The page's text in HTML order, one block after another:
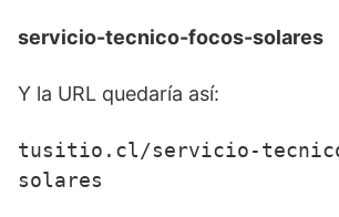
servicio-tecnico-focos-solares
Y la URL quedaría así:
tusitio.cl/servicio-
solares